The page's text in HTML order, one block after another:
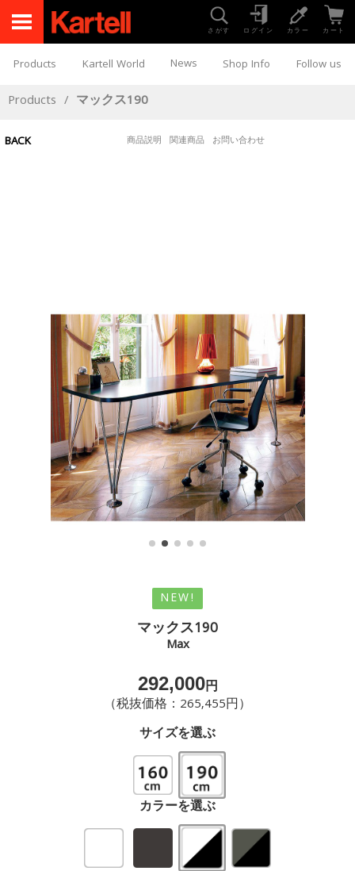
さがす ログイン カラー カート
Products Kartell World News Shop Info Follow us
Products / マックス190
BACK 商品説明 関連商品 お問い合わせ
NEW!
マックス190
Max
292,000円
（税抜価格：265,455円）
サイズを選ぶ
カラーを選ぶ